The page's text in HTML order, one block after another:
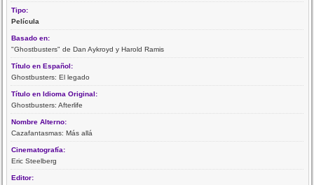
Tipo:
Película
Basado en:
"Ghostbusters" de Dan Aykroyd y Harold Ramis
Título en Español:
Ghostbusters: El legado
Título en Idioma Original:
Ghostbusters: Afterlife
Nombre Alterno:
Cazafantasmas: Más allá
Cinematografía:
Eric Steelberg
Editor: